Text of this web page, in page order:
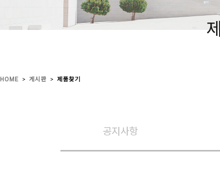
HOME > 게시판 > 제품찾기
공지사항